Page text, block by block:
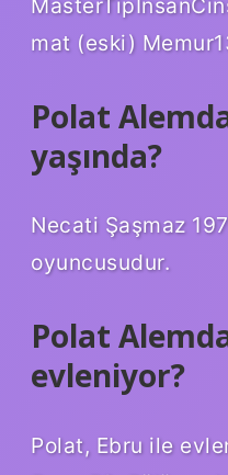
mat (eski)
Polat
yaşında?
Necati Şaşmaz
oyuncusudur.
Polat
evleniyor?
Polat, Ebru ile